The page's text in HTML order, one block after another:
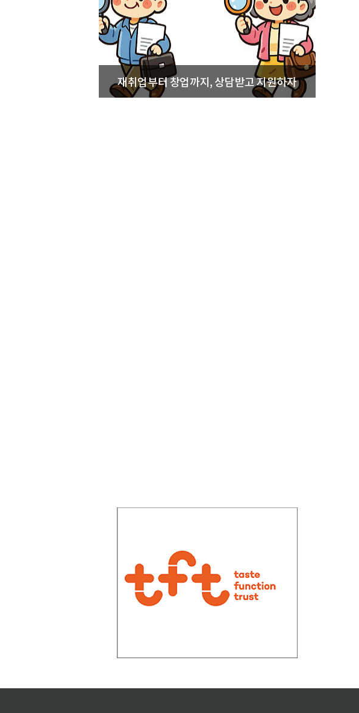
재취업부터 창업까지, 상담받고 지원하자